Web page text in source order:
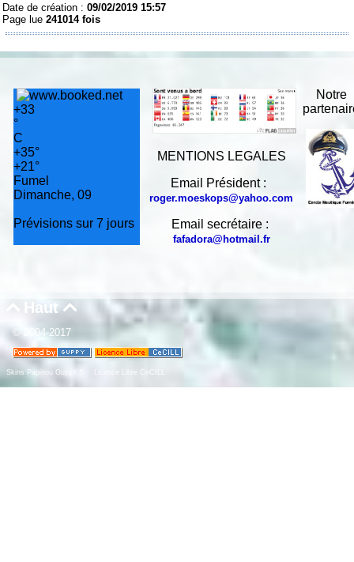
Date de création :09/02/2019 15:57
Page lue241014 fois
+33
°
C
+35°
+21°
Fumel
Dimanche, 09
Prévisions sur 7 jours
MENTIONS LEGALES
Email Président :
roger.moeskops@yahoo.com
Email secrétaire :
fafadora@hotmail.fr
Notre
Haut 
© 2004-2017
Skins Papinou GuppY 5 Licence Libre CeCILL